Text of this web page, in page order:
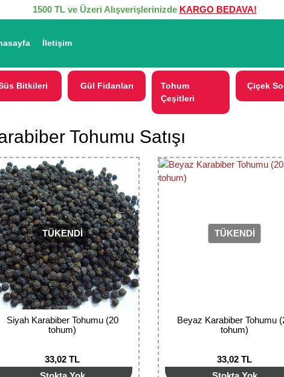
1500 TL ve Üzeri Alışverişlerinizde KARGO BEDAVA!
İletişim
Bitkileri Gül Fidanları
Tohum
Çeşitleri
Çiçek
Tohumu Satışı
TÜKENDİ
Siyah Karabiber Tohumu (20
tohum)
33,02 TL
TÜKENDİ
Beyaz Karabiber Tohumu
tohum)
33,02 TL